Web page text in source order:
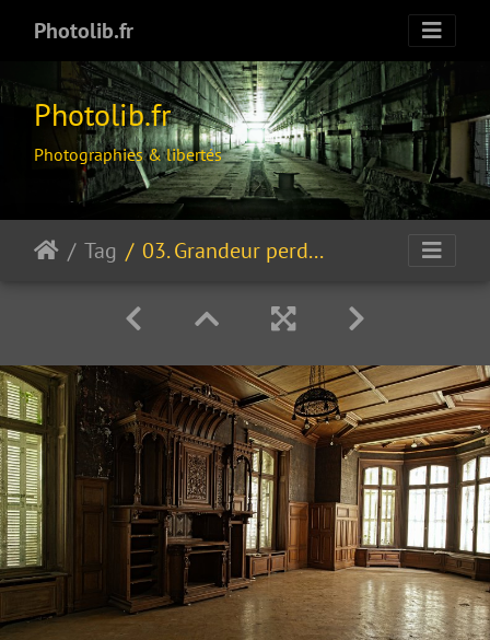
Photolib.fr
Photolib.fr
Photographies & libertés
Tag 03. Grandeur perdue